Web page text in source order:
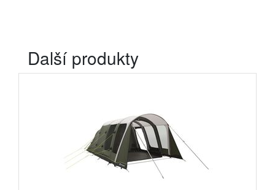
Další produkty